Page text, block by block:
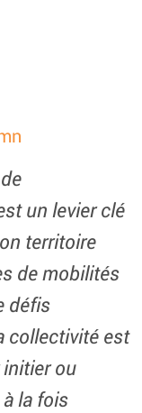
un levier clé
territoire
de mobilités
défis
collectivité est
ou
la fois